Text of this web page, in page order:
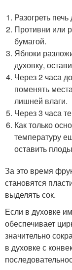
Разогреть
Противни или
бумагой.
Яблоки
духовку,
Через 2 часа
поменять
лишней влаги.
Через 3 часа
Как только
температуру
оставить
За это время
становятся
выделять сок.
Если в духовке
обеспечивает
значительно
в духовке с